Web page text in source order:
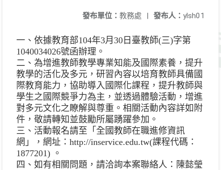
發布人： ylsh01
發布單位： 教務處 |
一、依據教育部104年3月30日臺教師(三)字第
1040034026號函辦理。
二、為增進教師教學專業知能及國際素養，提升
教學的活化及多元，研習內容以培育教師具備國
際教育能力，協助導入國際化課程，提升教師與
學生之國際競爭力為主，並透過體驗活動，增進
對多元文化之瞭解與尊重。相關活動內容詳如附
件，敬請轉知並鼓勵所屬踴躍參加。
三、活動報名請至「全國教師在職進修資訊
網」，網址：http://inservice.edu.tw(課程代碼：
1877201) 。
四、如有相關問題，請洽詢本案聯絡人：陳懿瑩